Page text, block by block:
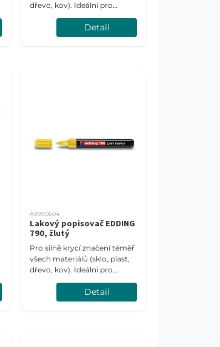
dřevo, kov). Ideální pro
tmavé a průsvitné materiály.
Šíře stopy 2-3 mm.Detail
A9990604
Lakový popisovač EDDING
790, žlutý
Pro silně krycí značení téměř
všech materiálů (sklo, plast,
dřevo, kov). Ideální pro
tmavé a průsvitné materiály.
Šíře stopy 2-3 mm.Detail